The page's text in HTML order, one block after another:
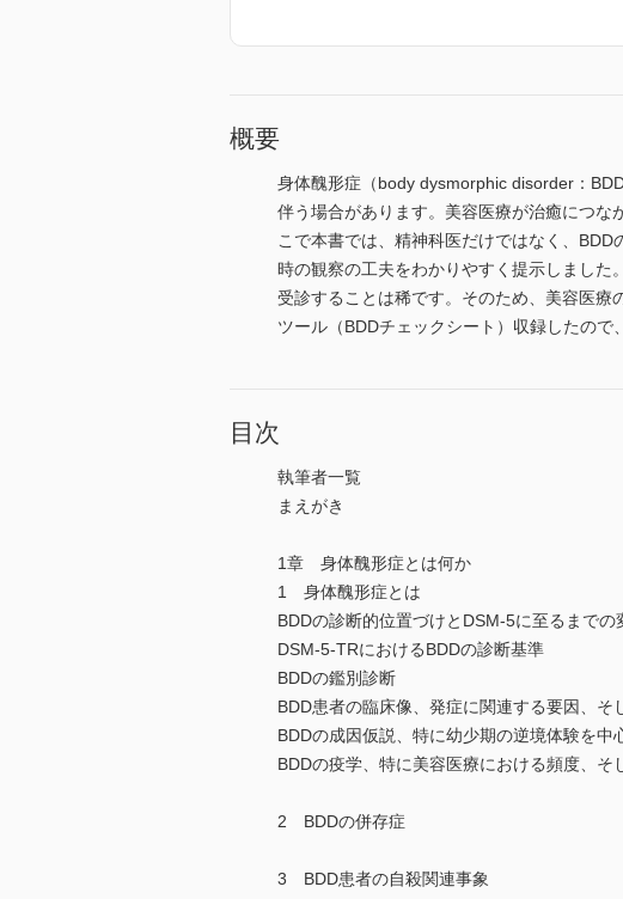
概要
身体醜形症（body dysmorphic disorder：
伴う場合があります。美容医療が治癒につな
こで本書では、精神科医だけではなく、
時の観察の工夫をわかりやすく提示しました
受診することは稀です。そのため、美容医
ツール（BDDチェックシート）収録したので
目次
執筆者一覧
まえがき
1章 身体醜形症とは何か
1 身体醜形症とは
BDDの診断的位置づけとDSM-5に至るまでの
DSM-5-TRにおけるBDDの診断基準
BDDの鑑別診断
BDD患者の臨床像、発症に関連する要因、そ
BDDの成因仮説、特に幼少期の逆境体験を中
BDDの疫学、特に美容医療における頻度、そ
2 BDDの併存症
3 BDD患者の自殺関連事象